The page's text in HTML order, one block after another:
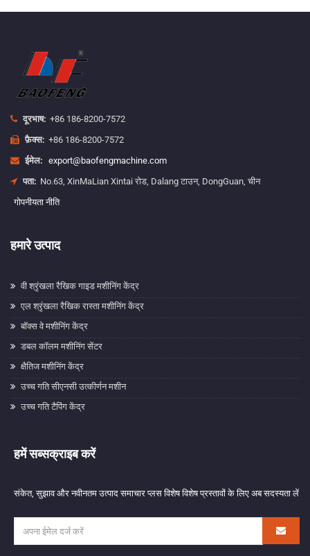
दूरभाष: +86 186-8200-7572
फ़ैक्स: +86 186-8200-7572
ईमेल: export@baofengmachine.com
पता: No.63, XinMaLian Xintai रोड, Dalang टाउन, DongGuan, चीन
गोपनीयता नीति
हमारे उत्पाद
वी श्रृंखला रैखिक गाइड मशीनिंग केंद्र
एल श्रृंखला रैखिक रास्ता मशीनिंग केंद्र
बॉक्स वे मशीनिंग केंद्र
डबल कॉलम मशीनिंग सेंटर
क्षैतिज मशीनिंग केंद्र
उच्च गति सीएनसी उत्कीर्णन मशीन
उच्च गति टैपिंग केंद्र
हमें सब्सक्राइब करें
संकेत, सुझाव और नवीनतम उत्पाद समाचार प्लस विशेष विशेष प्रस्तावों के लिए अब सदस्यता लें